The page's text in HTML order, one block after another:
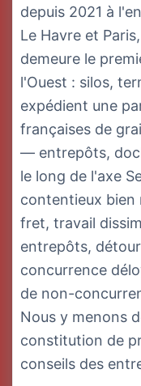
depuis 2021 à
Le Havre et
demeure le
l'Ouest : silos,
expédient une
françaises de
— entrepôts,
le long de l'axe
contentieux bien
fret, travail
entrepôts,
concurrence
de non-
Nous y menons
constitution de
conseils des